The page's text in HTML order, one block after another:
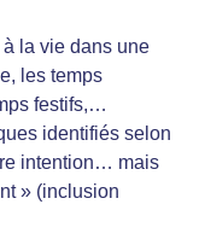
la vie dans une
les temps
festifs,…
identifiés selon
intention… mais
» (inclusion